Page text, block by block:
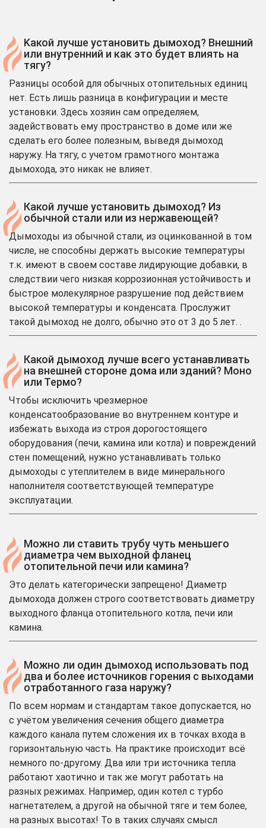
Kакой лучше установить дымоход? Внешний
или внутренний и как это будет влиять на
тягу?
Разницы особой для обычных отопительных единиц
нет. Есть лишь разница в конфигурации и месте
установки. Здесь хозяин сам определяем,
задействовать ему пространство в доме или же
сделать его более полезным, выведя дымоход
наружу. На тягу, с учетом грамотного монтажа
дымохода, это никак не влияет.
Какой лучше установить дымоход? Из
обычной стали или из нержавеющей?
Дымоходы из обычной стали, из оцинкованной в том
числе, не способны держать высокие температуры
т.к. имеют в своем составе лидирующие добавки, в
следствии чего низкая коррозионная устойчивость и
быстрое молекулярное разрушение под действием
высокой температуры и конденсата. Прослужит
такой дымоход не долго, обычно это от 3 до 5 лет. .
Какой дымоход лучше всего устанавливать
на внешней стороне дома или зданий? Моно
или Термо?
Чтобы исключить чрезмерное
конденсатообразование во внутреннем контуре и
избежать выхода из строя дорогостоящего
оборудования (печи, камина или котла) и повреждений
стен помещений, нужно устанавливать только
дымоходы с утеплителем в виде минерального
наполнителя соответствующей температуре
эксплуатации.
Можно ли ставить трубу чуть меньшего
диаметра чем выходной фланец
отопительной печи или камина?
Это делать категорически запрещено! Диаметр
дымохода должен строго соответствовать диаметру
выходного фланца отопительного котла, печи или
камина.
Можно ли один дымоход использовать под
два и более источников горения с выходами
отработанного газа наружу?
По всем нормам и стандартам такое допускается, но
с учётом увеличения сечения общего диаметра
каждого канала путем сложения их в точках входа в
горизонтальную часть. На практике происходит всё
немного по-другому. Два или три источника тепла
работают хаотично и так же могут работать на
разных режимах. Например, один котел с турбо
нагнетателем, а другой на обычной тяге и тем более,
на разных высотах! То в таких случаях смысл